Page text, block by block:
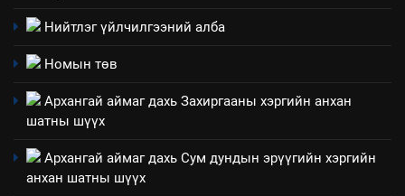
мэдээлэл
2
ШИЙДНЭ” ӨДРИЙГ ЗОХИОН
3
Нийтлэг үйлчилгээний алба
Номын төв
Архангай аймаг дахь Захиргааны хэргийн анхан
шатны шүүх
Архангай аймаг дахь Сум дундын эрүүгийн хэргийн
анхан шатны шүүх